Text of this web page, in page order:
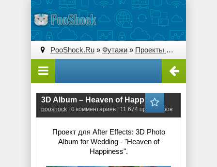
PooShock.Ru » Футажи » Проекты After Effects
3D Album – Heaven of Happiness
pooshock | 0 комментариев | 11 674 просмотров
Проект для After Effects: 3D Photo
Album for Wedding - "Heaven of
Happiness".